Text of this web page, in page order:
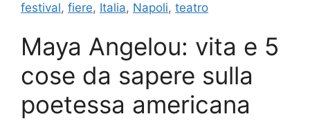
festival, fiere, Italia, Napoli, teatro
Maya Angelou: vita e 5
cose da sapere sulla
poetessa americana